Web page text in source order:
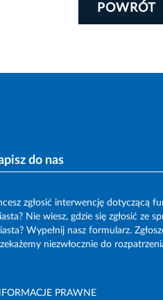
POWRÓT
do nas
zgłosić interwencję dotyczącą
Nie wiesz, gdzie się zgłosić ze
Wypełnij nasz formularz.
niezwłocznie do
PRAWNE